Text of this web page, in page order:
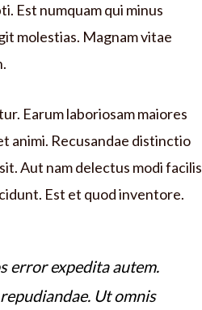
Est numquam qui minus
molestias. Magnam vitae
Earum laboriosam maiores
animi. Recusandae distinctio
Aut nam delectus modi facilis
Est et quod inventore.
error expedita autem.
Ut omnis